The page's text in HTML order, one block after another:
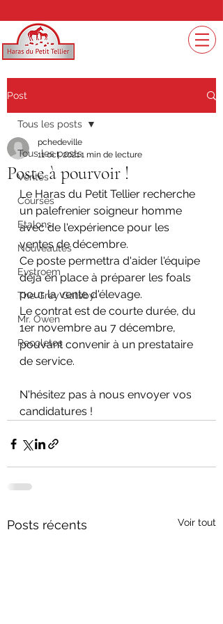
Post
Tous les posts
Ventes
Courses
Etalons
Nouveautés
Evstroem
The Grey Gatsby
Mr. Owen
Recoletos
Tous les posts
Poste à pourvoir !
pchedeville
11 oct. 20211 min de lecture
Le Haras du Petit Tellier recherche
un palefrenier soigneur homme
avec de l'expérience pour les
ventes de décembre.
Ce poste permettra d'aider l'équipe
déjà en place à préparer les foals
pour la vente d'élevage.
Le contrat est de courte durée, du
1er novembre au 7 décembre,
pouvant convenir à un prestataire
de service.
N'hésitez pas à nous envoyer vos
candidatures !
Posts récents Voir tout